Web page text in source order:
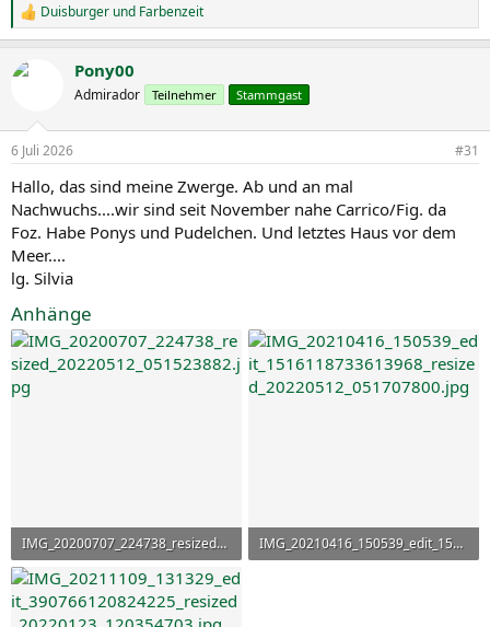
R
e
k
e
:
Duisburger und Farbenzeit
Pony00
Admirador Teilnehmer Stammgast
6 Juli 2026 #31
Hallo, das sind meine Zwerge. Ab und an mal
Nachwuchs....wir sind seit November nahe Carrico/Fig. da
Foz. Habe Ponys und Pudelchen. Und letztes Haus vor dem
Meer....
lg. Silvia
Anhänge
IMG_20200707_224738_resized_20220512_051523882.jpg
338,6 KB · Aufrufe: 9
IMG_20210416_150539_edit_1516118733613968_resized_20220512_051707800.jpg